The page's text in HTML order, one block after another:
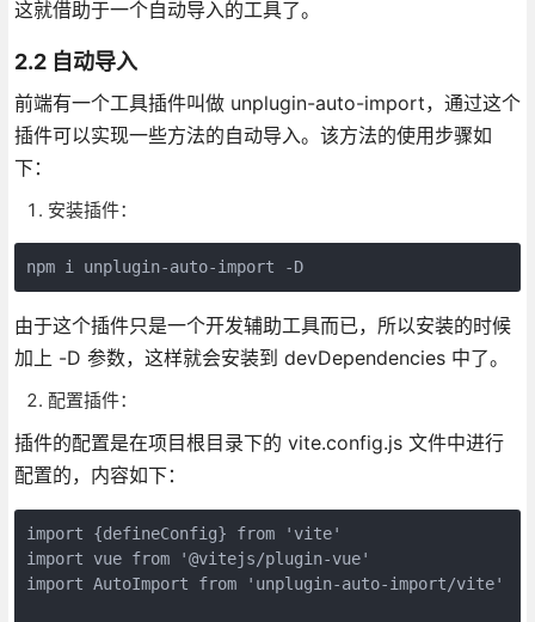
这就借助于一个自动导入的工具了。
2.2 自动导入
前端有一个工具插件叫做 unplugin-auto-import，通过这个
插件可以实现一些方法的自动导入。该方法的使用步骤如
下：
安装插件：
npm i unplugin-auto-import -D
由于这个插件只是一个开发辅助工具而已，所以安装的时候
加上 -D 参数，这样就会安装到 devDependencies 中了。
配置插件：
插件的配置是在项目根目录下的 vite.config.js 文件中进行
配置的，内容如下：
import {defineConfig} from 'vite'
import vue from '@vitejs/plugin-vue'
import AutoImport from 'unplugin-auto-import/vite'